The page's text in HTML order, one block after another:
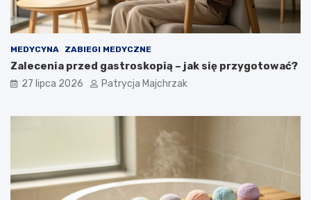
MEDYCYNA ZABIEGI MEDYCZNE
Zalecenia przed gastroskopią – jak się przygotować?
27 lipca 2026 Patrycja Majchrzak